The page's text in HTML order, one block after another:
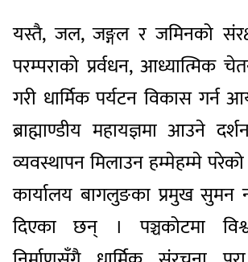
यस्तै, जल, जङ्गल र जमिनको
परम्पराको प्रर्वधन, आध्यात्मिक
गरी धार्मिक पर्यटन विकास गर्न
ब्राह्माण्डीय महायज्ञमा आउने
व्यवस्थापन मिलाउन हम्मेहम्मे
कार्यालय बागलुङका प्रमुख सुमन
दिएका छन् । पञ्चकोटमा